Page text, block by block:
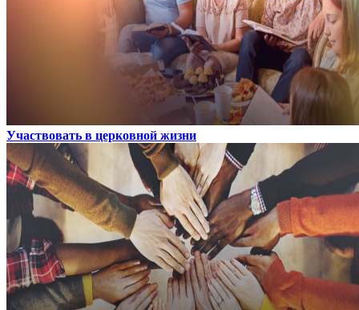
Участвовать в церковной жизни